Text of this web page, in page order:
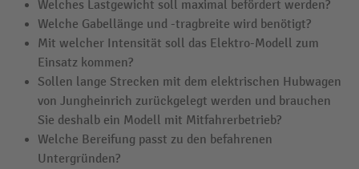
Welches Lastgewicht soll maximal befördert werden?
Welche Gabellänge und -tragbreite wird benötigt?
Mit welcher Intensität soll das Elektro-Modell zum
Einsatz kommen?
Sollen lange Strecken mit dem elektrischen Hubwagen
von Jungheinrich zurückgelegt werden und brauchen
Sie deshalb ein Modell mit Mitfahrerbetrieb?
Welche Bereifung passt zu den befahrenen
Untergründen?